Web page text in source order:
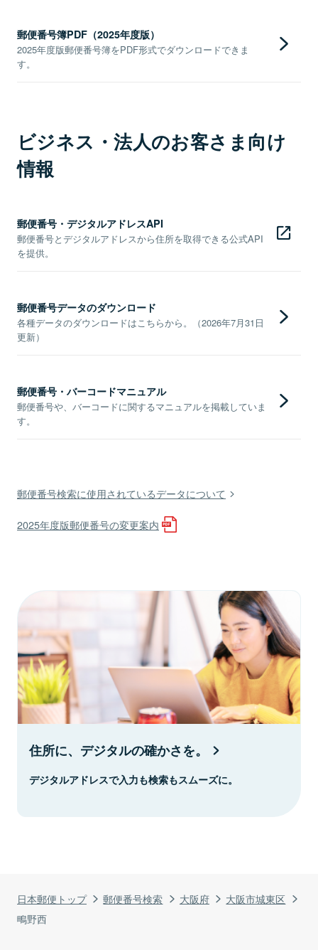
日本郵便トップ 郵便番号検索 大阪府
大阪市城東区
鴫野西
郵便番号簿PDF（2025年度版）
2025年度版郵便番号簿をPDF形式でダウンロードできま
す。
ビジネス・法人のお客さま向け
情報
郵便番号・デジタルアドレスAPI
郵便番号とデジタルアドレスから住所を取得できる公式API
を提供。
郵便番号データのダウンロード
各種データのダウンロードはこちらから。（2026年7月31日
更新）
郵便番号・バーコードマニュアル
郵便番号や、バーコードに関するマニュアルを掲載していま
す。
郵便番号検索に使用されているデータについて
2025年度版郵便番号の変更案内
住所に、デジタルの確かさを。
デジタルアドレスで入力も検索もスムーズに。